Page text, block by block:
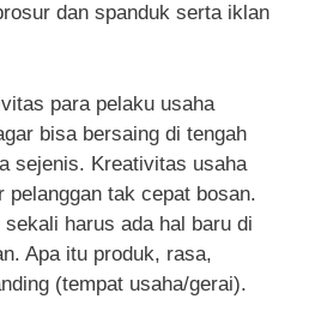
dan spanduk serta iklan
para pelaku usaha
bisa bersaing di tengah
sejenis. Kreativitas usaha
pelanggan tak cepat bosan.
harus ada hal baru di
Apa itu produk, rasa,
(tempat usaha/gerai).